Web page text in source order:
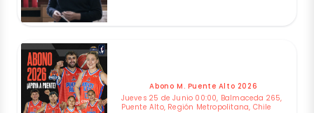
Abono M. Puente Alto 2026
Jueves 25 de Junio 00:00, Balmaceda 265,
Puente Alto, Región Metropolitana, Chile